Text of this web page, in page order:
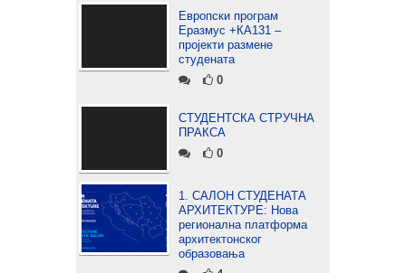
Европски програм
Еразмус +КА131 –
пројекти размене
студената
0
СТУДЕНТСКА СТРУЧНА
ПРАКСА
0
1. САЛОН СТУДЕНАТА
АРХИТЕКТУРЕ: Нова
регионална платформа
архитектонског
образовања